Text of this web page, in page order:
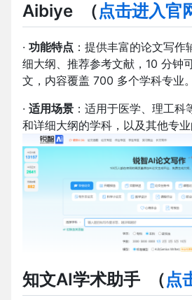
Aibiye （点击进入官
· 功能特点 ：提供丰富的论文写
细大纲、推荐参考文献，10 分钟
文，内容覆盖 700 多个学科专业。
· 适用场景 ：适用于医学、理工
和详细大纲的学科，以及其他专业
知文AI学术助手 （点